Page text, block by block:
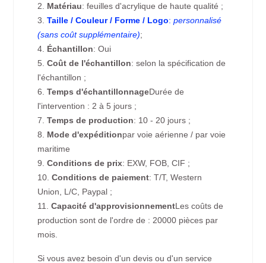
2. Matériau: feuilles d'acrylique de haute qualité ;
3.Taille / Couleur / Forme / Logo:personnalisé
(sans coût supplémentaire);
4. Échantillon: Oui
5.Coût de l'échantillon: selon la spécification de
l'échantillon ;
6.Temps d'échantillonnageDurée de
l'intervention : 2 à 5 jours ;
7.Temps de production: 10 - 20 jours ;
8. Mode d'expéditionpar voie aérienne / par voie
maritime
9.Conditions de prix: EXW, FOB, CIF ;
10.Conditions de paiement: T/T, Western
Union, L/C, Paypal ;
11.Capacité d'approvisionnementLes coûts de
production sont de l'ordre de : 20000 pièces par
mois.
Si vous avez besoin d'un devis ou d'un service